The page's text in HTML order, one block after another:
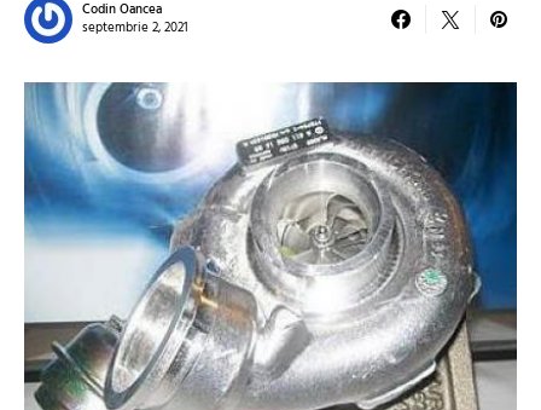
Codin Oancea
septembrie 2, 2021